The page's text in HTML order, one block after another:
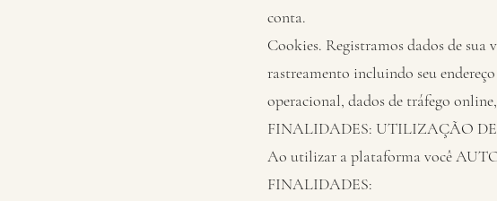
conta.
Cookies. Registramos dados de
rastreamento incluindo seu
operacional, dados de tráfego
FINALIDADES: UTILIZAÇÃO
Ao utilizar a plataforma você
FINALIDADES: